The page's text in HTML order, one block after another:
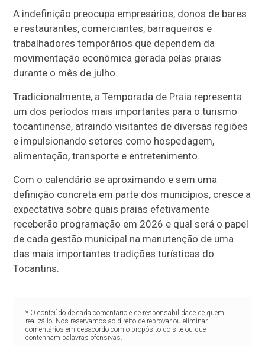
A indefinição preocupa empresários, donos de bares
e restaurantes, comerciantes, barraqueiros e
trabalhadores temporários que dependem da
movimentação econômica gerada pelas praias
durante o mês de julho.
Tradicionalmente, a Temporada de Praia representa
um dos períodos mais importantes para o turismo
tocantinense, atraindo visitantes de diversas regiões
e impulsionando setores como hospedagem,
alimentação, transporte e entretenimento.
Com o calendário se aproximando e sem uma
definição concreta em parte dos municípios, cresce a
expectativa sobre quais praias efetivamente
receberão programação em 2026 e qual será o papel
de cada gestão municipal na manutenção de uma
das mais importantes tradições turísticas do
Tocantins.
* O conteúdo de cada comentário é de responsabilidade de quem
realizá-lo. Nos reservamos ao direito de reprovar ou eliminar
comentários em desacordo com o propósito do site ou que
contenham palavras ofensivas.